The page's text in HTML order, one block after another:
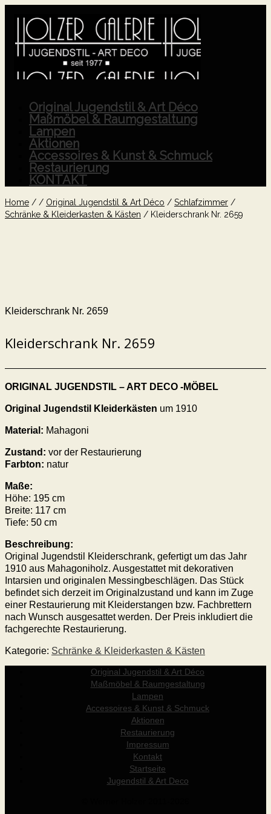
Original Jugendstil & Art Déco
Maßmöbel & Raumgestaltung
Lampen
Aktionen
Accessoires & Kunst & Schmuck
Restaurierung
KONTAKT
Home / / Original Jugendstil & Art Déco / Schlafzimmer /
Schränke & Kleiderkasten & Kästen / Kleiderschrank Nr. 2659
Kleiderschrank Nr. 2659
Kleiderschrank Nr. 2659
ORIGINAL JUGENDSTIL – ART DECO -MÖBEL
Original Jugendstil Kleiderkästen um 1910
Material: Mahagoni
Zustand: vor der Restaurierung
Farbton: natur
Maße:
Höhe: 195 cm
Breite: 117 cm
Tiefe: 50 cm
Beschreibung:
Original Jugendstil Kleiderschrank, gefertigt um das Jahr
1910 aus Mahagoniholz. Ausgestattet mit dekorativen
Intarsien und originalen Messingbeschlägen. Das Stück
befindet sich derzeit im Originalzustand und kann im Zuge
einer Restaurierung mit Kleiderstangen bzw. Fachbrettern
nach Wunsch ausgesattet werden. Der Preis inkludiert die
fachgerechte Restaurierung.
Kategorie: Schränke & Kleiderkasten & Kästen
Original Jugendstil & Art Déco
Maßmöbel & Raumgestaltung
Lampen
Accessoires & Kunst & Schmuck
Aktionen
Restaurierung
Impressum
Kontakt
Startseite
Jugendstil & Art Deco